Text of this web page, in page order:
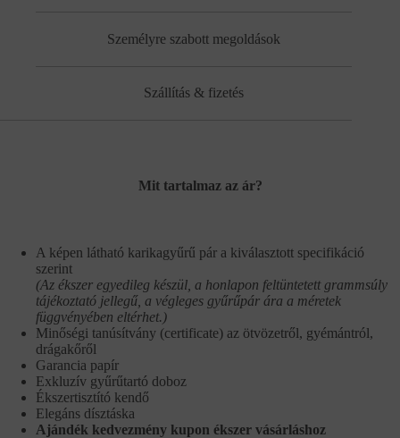
Személyre szabott megoldások
Szállítás & fizetés
Mit tartalmaz az ár?
A képen látható karikagyűrű pár a kiválasztott specifikáció
szerint
(Az ékszer egyedileg készül, a honlapon feltüntetett grammsúly
tájékoztató jellegű, a végleges gyűrűpár ára a méretek
függvényében eltérhet.)
Minőségi tanúsítvány (certificate) az ötvözetről, gyémántról,
drágakőről
Garancia papír
Exkluzív gyűrűtartó doboz
Ékszertisztító kendő
Elegáns dísztáska
Ajándék kedvezmény kupon ékszer vásárláshoz